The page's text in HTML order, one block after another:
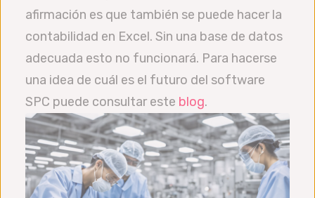
afirmación es que también se puede hacer la
contabilidad en Excel. Sin una base de datos
adecuada esto no funcionará. Para hacerse
una idea de cuál es el futuro del software
SPC puede consultar este blog.